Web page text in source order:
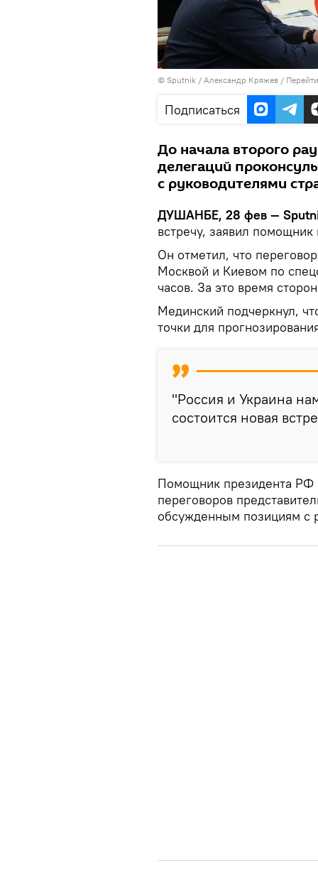
© Sputnik / Александр Кряжев /
Подписаться
До начала второго
делегаций
с руководителями
ДУШАНБЕ, 28 фев —
встречу, заявил
Он отметил, что
Москвой и Киевом по
часов. За это время
Мединский подчеркнул,
точки для
"Россия и Украина
состоится новая
Помощник президента РФ
переговоров
обсужденным позициям с